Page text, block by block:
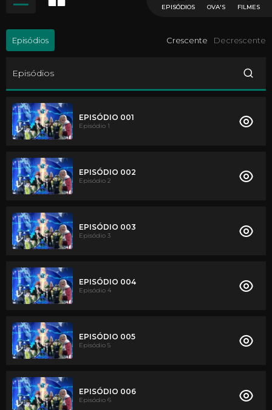
EPISÓDIOS OVA'S FILMES
Episódios Crescente Decrescente
Episódios
EPISÓDIO 001
Episódio 1
EPISÓDIO 002
Episódio 2
EPISÓDIO 003
Episódio 3
EPISÓDIO 004
Episódio 4
EPISÓDIO 005
Episódio 5
EPISÓDIO 006
Episódio 6